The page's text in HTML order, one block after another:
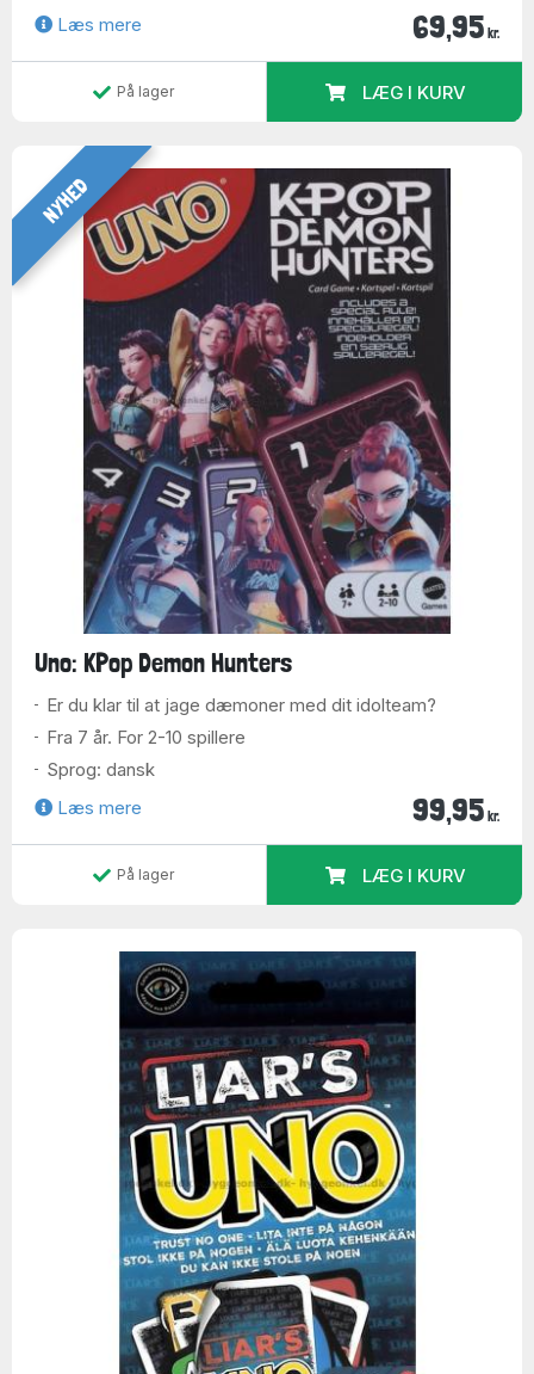
Læs mere
69,95 kr.
På lager LÆG I KURV
NYHED
Uno: KPop Demon Hunters
Er du klar til at jage dæmoner med dit idolteam?
Fra 7 år. For 2-10 spillere
Sprog: dansk
Læs mere
99,95 kr.
På lager LÆG I KURV